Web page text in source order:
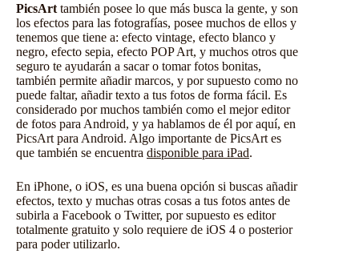
PicsArt también posee lo que más busca la gente, y son
los efectos para las fotografías, posee muchos de ellos y
tenemos que tiene a: efecto vintage, efecto blanco y
negro, efecto sepia, efecto POP Art, y muchos otros que
seguro te ayudarán a sacar o tomar fotos bonitas,
también permite añadir marcos, y por supuesto como no
puede faltar, añadir texto a tus fotos de forma fácil. Es
considerado por muchos también como el mejor editor
de fotos para Android, y ya hablamos de él por aquí, en
PicsArt para Android. Algo importante de PicsArt es
que también se encuentra disponible para iPad.
En iPhone, o iOS, es una buena opción si buscas añadir
efectos, texto y muchas otras cosas a tus fotos antes de
subirla a Facebook o Twitter, por supuesto es editor
totalmente gratuito y solo requiere de iOS 4 o posterior
para poder utilizarlo.